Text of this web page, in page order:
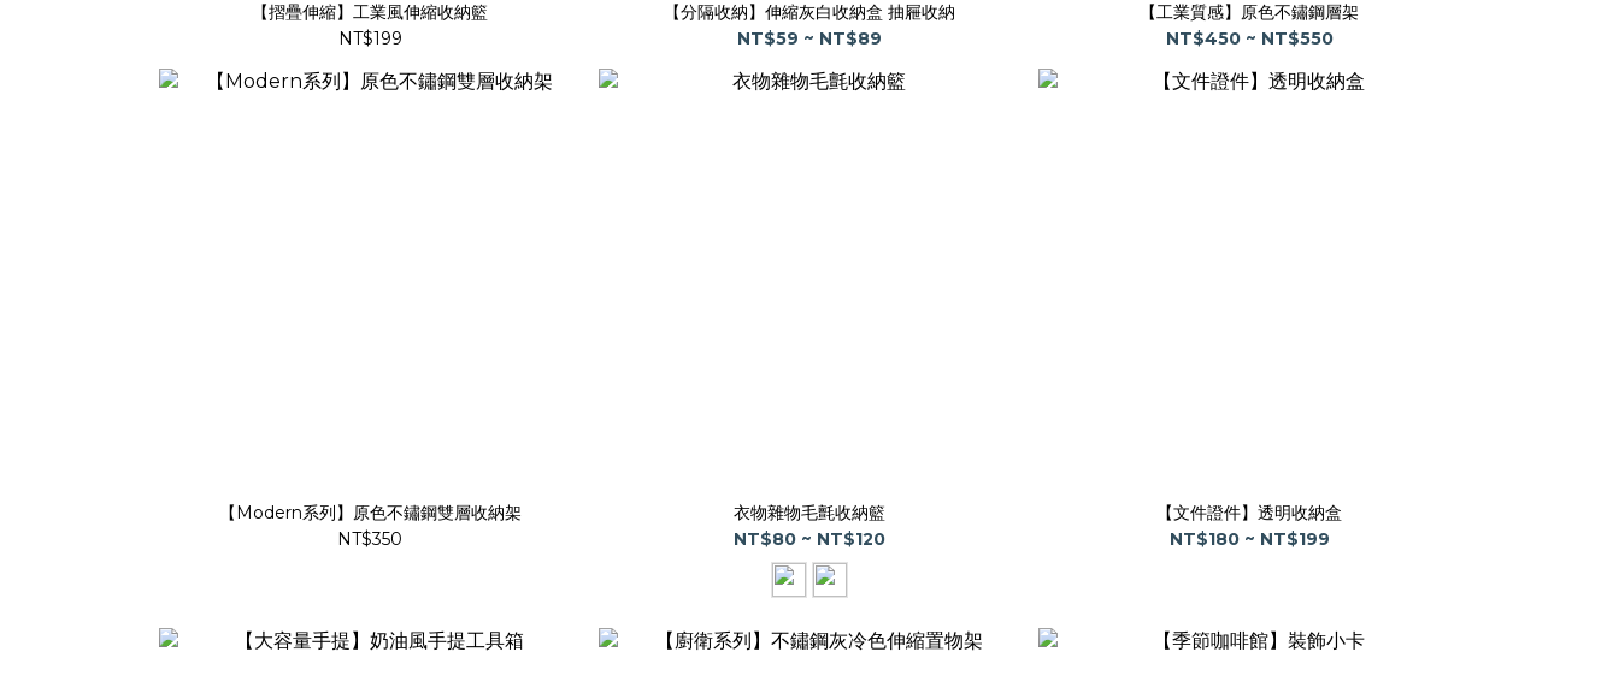
【摺疊伸縮】工業風伸縮收納籃
NT$199
【分隔收納】伸縮灰白收納盒 抽屜收納
NT$59 ~ NT$89
【工業質感】原色不鏽鋼層架
NT$450 ~ NT$550
【Modern系列】原色不鏽鋼雙層收納架
NT$350
衣物雜物毛氈收納籃
NT$80 ~ NT$120
【文件證件】透明收納盒
NT$180 ~ NT$199